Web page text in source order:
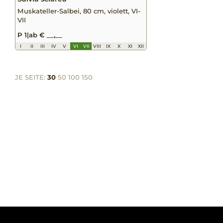
Muskateller-Salbei, 80 cm, violett, VI-
VII
P 1|ab € __,__
I II III IV V VI VII VIII IX X XI XII
JE SEITE: 30 50 100 150